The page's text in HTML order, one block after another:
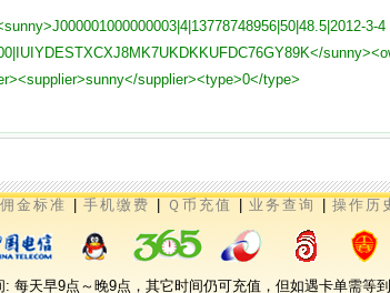
3-
supplier><type>0</type>
佣金标准 手机缴费 Ｑ币充值 业务查询 操作历
早9点～晚9点，其它时间仍可充值，但如遇卡单需等